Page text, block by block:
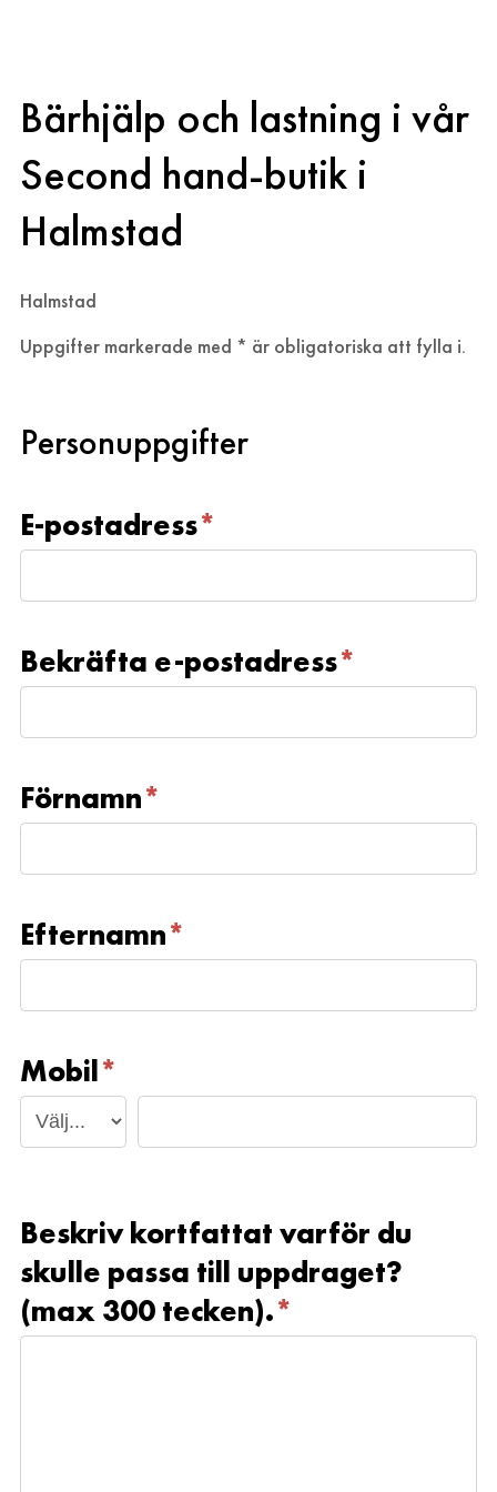
Bärhjälp och lastning i vår
Bärhjälp och lastning i vår
Second hand-butik i
Halmstad
Halmstad
Uppgifter markerade med * är obligatoriska att fylla i.
Personuppgifter
E-postadress*
Bekräfta e-postadress*
Förnamn*
Efternamn*
Mobil*
Beskriv kortfattat varför du
skulle passa till uppdraget?
(max 300 tecken).*